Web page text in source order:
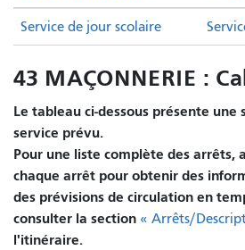
Service de jour scolaire
43 MAÇONNERIE :
Le tableau ci-dessous présente
service prévu.
Pour une liste complète des arrêts,
chaque arrêt pour obtenir des
des prévisions de circulation en
consulter la section « Arrêts/
l'itinéraire.